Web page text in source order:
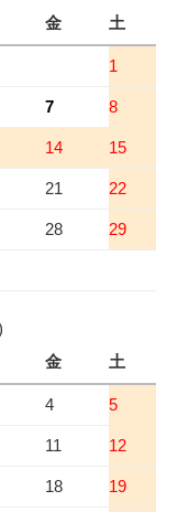
金 土
1
7 8
14 15
21 22
28 29
金 土
4 5
11 12
18 19